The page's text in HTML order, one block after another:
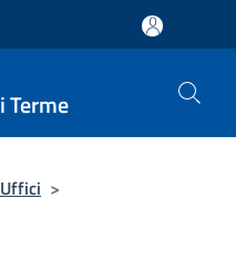
Uffici >